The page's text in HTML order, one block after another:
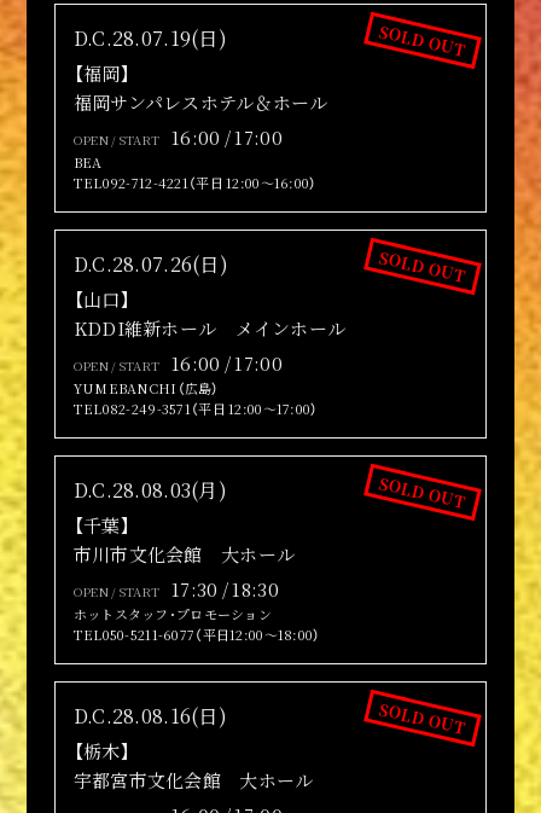
D.C.28.07.19(日) SOLD OUT
【福岡】
福岡サンパレスホテル＆ホール
OPEN / START 16:00 / 17:00
BEA
TEL092-712-4221（平日 12:00～16:00）
D.C.28.07.26(日) SOLD OUT
【山口】
KDDI維新ホール メインホール
OPEN / START 16:00 / 17:00
YUMEBANCHI（広島）
TEL082-249-3571（平日 12:00～17:00）
D.C.28.08.03(月) SOLD OUT
【千葉】
市川市文化会館 大ホール
OPEN / START 17:30 / 18:30
ホットスタッフ･プロモーション
TEL050-5211-6077（平日12:00～18:00）
D.C.28.08.16(日) SOLD OUT
【栃木】
宇都宮市文化会館 大ホール